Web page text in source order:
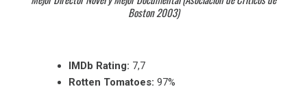
Boston 2003)
IMDb Rating: 7,7
Rotten Tomatoes: 97%